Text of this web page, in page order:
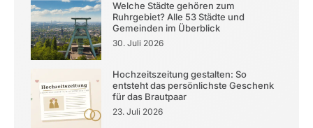
Welche Städte gehören zum
Ruhrgebiet? Alle 53 Städte und
Gemeinden im Überblick
30. Juli 2026
Hochzeitszeitung gestalten: So
entsteht das persönlichste Geschenk
für das Brautpaar
23. Juli 2026